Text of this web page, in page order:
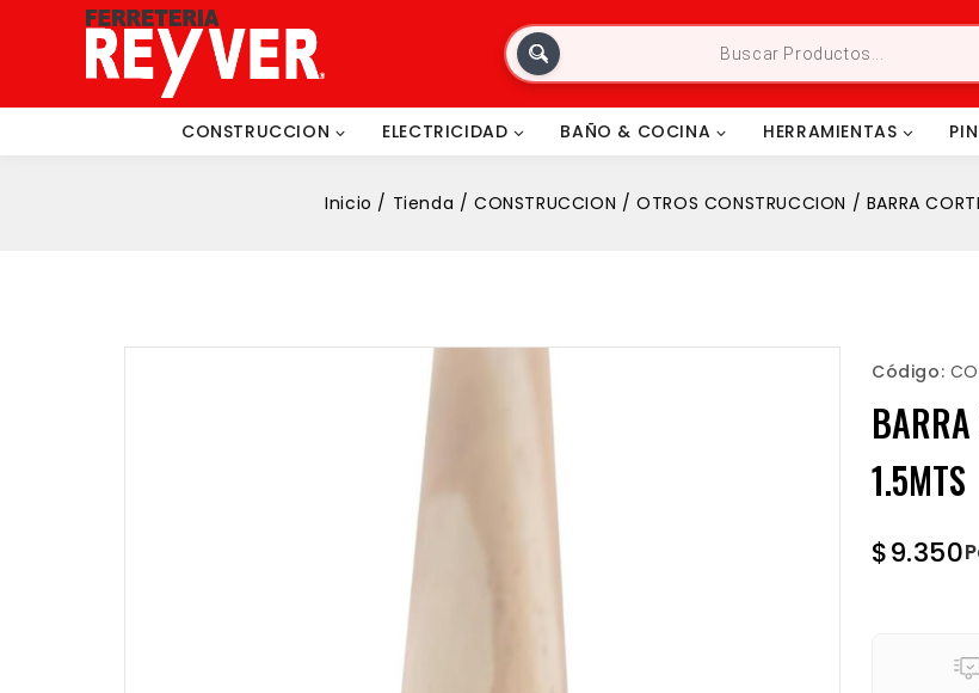
CONSTRUCCION ELECTRICIDAD BAÑO & COCINA HERRAMIENTAS
Inicio / Tienda / CONSTRUCCION / OTROS CONSTRUCCION / BARRA
Código:
1.5MTS
$9.350